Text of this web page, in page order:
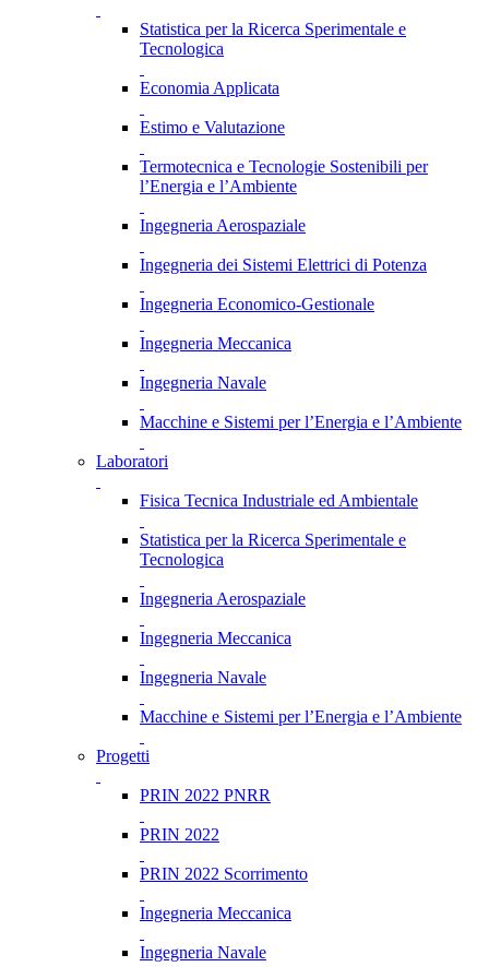
Statistica per la Ricerca Sperimentale e
Tecnologica
Economia Applicata
Estimo e Valutazione
Termotecnica e Tecnologie Sostenibili per
l’Energia e l’Ambiente
Ingegneria Aerospaziale
Ingegneria dei Sistemi Elettrici di Potenza
Ingegneria Economico-Gestionale
Ingegneria Meccanica
Ingegneria Navale
Macchine e Sistemi per l’Energia e l’Ambiente
Laboratori
Fisica Tecnica Industriale ed Ambientale
Statistica per la Ricerca Sperimentale e
Tecnologica
Ingegneria Aerospaziale
Ingegneria Meccanica
Ingegneria Navale
Macchine e Sistemi per l’Energia e l’Ambiente
Progetti
PRIN 2022 PNRR
PRIN 2022
PRIN 2022 Scorrimento
Ingegneria Meccanica
Ingegneria Navale